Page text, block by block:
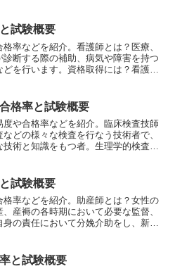
試験概要
率などを紹介。看護師とは？医療、
断する際の補助、病気や障害を持つ
を行います。資格取得には？看護短
格率と試験概要
や合格率などを紹介。臨床検査技師
どの様々な検査を行なう技術者で、
術と知識をもつ者。生理学的検査に
試験概要
率などを紹介。助産師とは？女性の
産褥の各時期において必要な監督、
の責任において分娩介助をし、新生
と試験概要